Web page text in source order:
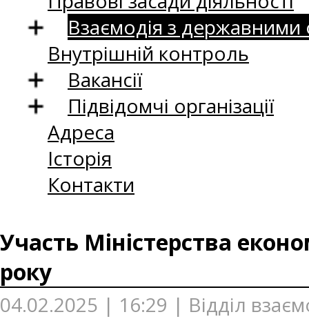
Взаємодія з
Внутрішній контроль
Вакансії
Підвідомчі організації
Адреса
Історія
Контакти
Участь Міністерства
року
04.02.2025 | 16:29 | Відділ